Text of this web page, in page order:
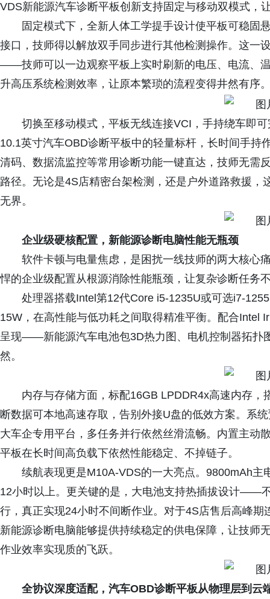
VDS新能源汽车诊断平板创新支持固定与移动双模式，
固定模式下，全新人体工学提手设计使平板可稳固
接口，技师得以解放双手同步进行其他检测操作。这一
——技师可以一边观察平板上实时刷新的电压、电流、
升高压系统检测效率，让原本繁琐的流程变得井然有序
切换至移动模式，平板无线连接VCI，手持绕车即
10.1英寸汽车OBD诊断平板中的轻量标杆，长时间手持
清码、数据流监控等常用诊断功能一键直达，技师无需
路径。无论是4S店精密台架检测，还是户外道路救援
无界。
企业级硬核配置，新能源诊断电脑性能无瓶颈
软件卡顿与电量焦虑，是困扰一线技师的两大核心
悍的企业级配置从根源消除性能瓶颈，让复杂诊断任务
处理器搭载Intel第12代Core i5-1235U或可选i7-
15W，在高性能与低功耗之间取得精准平衡。配合Intel
呈现——新能源汽车电池包3D热力图、电机控制器拓扑
然。
内存与存储方面，标配16GB LPDDR4x高速内存
断数据可本地高速存取，告别外接U盘的低效方案。系
大车企专用平台，多任务并行依然丝滑流畅。内置主动
平板在长时间高负载下依然性能稳定、不掉链子。
续航表现更是M10A-VDS的一大亮点。9800mAh
12小时以上。更关键的是，大电池支持热插拔设计——
行，真正实现24小时不间断作业。对于4S店售后高峰
新能源诊断电脑能够提供持续稳定的供电保障，让技师
作业效率实现质的飞跃。
全协议深度适配，汽车OBD诊断平板从物理层到云